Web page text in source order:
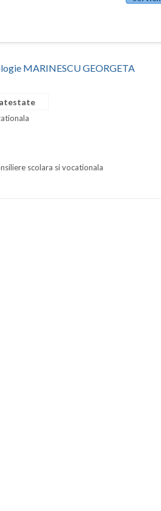
MARINESCU GEORGETA
scolara si vocationala